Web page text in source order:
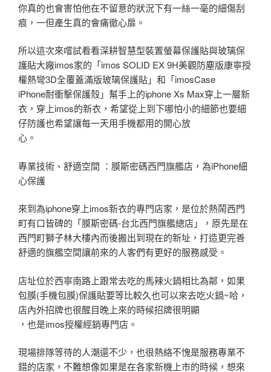
你真的也會害怕他在不留意的狀況下有一絲一毫的細傷刮
痕，一但產生真的會痛徹心扉。
所以這次來嚐試看看深耕智慧型裝置螢幕保護貼與玻璃保
護貼大廠imos家的「imos SOLID EX 9H美觀防塵版康寧授
權熱彎3D全覆蓋滿版玻璃保護貼」和「imosCase
iPhone耐衝擊保護殼」幫手上的iphone Xs Max穿上一層新
衣，穿上imos的新衣，希望從上到下哪怕小的細節也要細
仔防護也希望讓每一天用手機都用的開心放
心。
專業技術、舒適空間 ：膜斯密碼西門旗艦店，為iPhone細
心保護
來到為iphone穿上imos新衣的專門店家，是位於熱鬧西門
町有口皆碑的「膜斯密碼-台北西門旗艦總店」，原先是在
西門町獅子林大樓內而後搬出到現在的新址，打造更完善
舒適的旗艦空間讓前來的人客們有更好的服務感受。
店址位於西寧南路上跟常去吃的馬辣火鍋相比為鄰，如果
包膜(手機包膜)保護貼要等比較久也可以來去吃火鍋~哈，
店內外招牌也很醒目晚上來的時候招牌很明顯
，也是imos授權經銷專門店。
現場排隊等待的人潮還不少，也很熱絡不愧是服務專業不
錯的店家，不難想像如果是在各家新機上市的時候，想來